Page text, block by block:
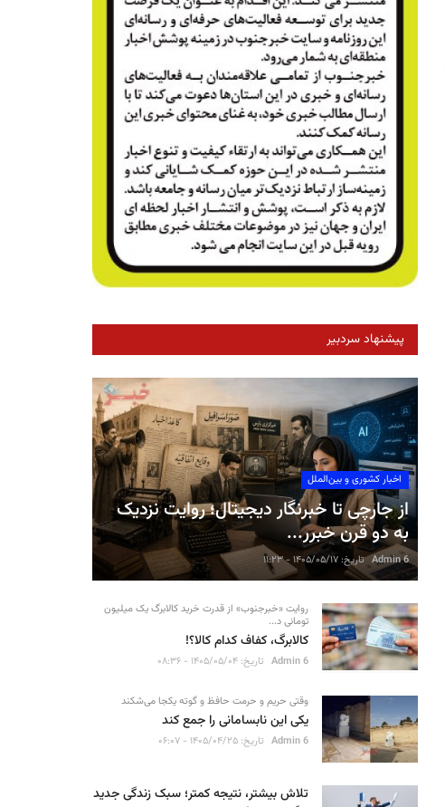
پیشنهاد سردبیر
اخبار کشوری و بین‌الملل
از جارچی تا خبرنگار دیجیتال؛ روایت نزدیک
به دو قرن خبرر...
Admin 6 تاریخ: ۱۴۰۵/۰۵/۱۷ - ۱۱:۲۳
روایت «خبرجنوب» از قدرت خرید کالابرگ یک میلیون
تومانی د...
کالابرگ، کفاف کدام کالا؟!
Admin 6 تاریخ: ۱۴۰۵/۰۵/۰۴ - ۰۸:۳۶
وقتی حریم و حرمت حافظ و گوته یکجا می‌شکند
یکی این نابسامانی را جمع کند
Admin 6 تاریخ: ۱۴۰۵/۰۴/۲۵ - ۰۶:۰۷
تلاش بیشتر، نتیجه کمتر؛ سبک زندگی جدید